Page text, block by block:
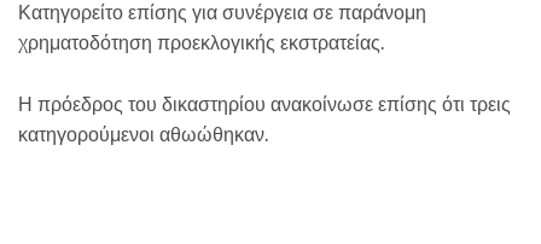
Κατηγορείτο επίσης για συνέργεια σε παράνομη
χρηματοδότηση προεκλογικής εκστρατείας.
Η πρόεδρος του δικαστηρίου ανακοίνωσε επίσης ότι τρεις
κατηγορούμενοι αθωώθηκαν.